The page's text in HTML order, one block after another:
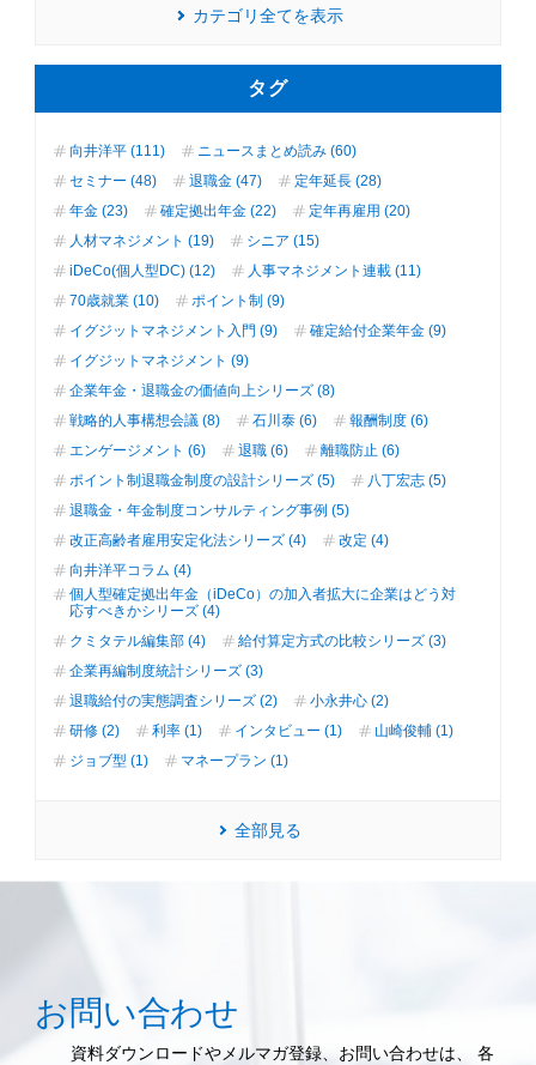
カテゴリ全てを表示
タグ
向井洋平 (111)
ニュースまとめ読み (60)
セミナー (48)
退職金 (47)
定年延長 (28)
年金 (23)
確定拠出年金 (22)
定年再雇用 (20)
人材マネジメント (19)
シニア (15)
iDeCo(個人型DC) (12)
人事マネジメント連載 (11)
70歳就業 (10)
ポイント制 (9)
イグジットマネジメント入門 (9)
確定給付企業年金 (9)
イグジットマネジメント (9)
企業年金・退職金の価値向上シリーズ (8)
戦略的人事構想会議 (8)
石川泰 (6)
報酬制度 (6)
エンゲージメント (6)
退職 (6)
離職防止 (6)
ポイント制退職金制度の設計シリーズ (5)
八丁宏志 (5)
退職金・年金制度コンサルティング事例 (5)
改正高齢者雇用安定化法シリーズ (4)
改定 (4)
向井洋平コラム (4)
個人型確定拠出年金（iDeCo）の加入者拡大に企業はどう対
応すべきかシリーズ (4)
クミタテル編集部 (4)
給付算定方式の比較シリーズ (3)
企業再編制度統計シリーズ (3)
退職給付の実態調査シリーズ (2)
小永井心 (2)
研修 (2)
利率 (1) インタビュー (1)
山崎俊輔 (1)
ジョブ型 (1)
マネープラン (1)
全部見る
お問い合わせ
資料ダウンロードやメルマガ登録、お問い合わせは、 各